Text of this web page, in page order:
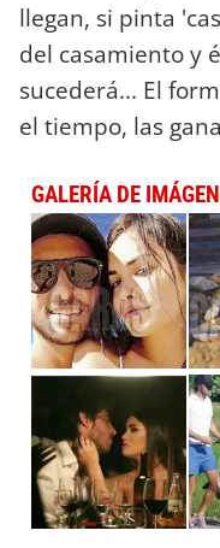
llegan, si pinta
del casamiento y
sucederá... El
el tiempo, las
GALERÍA DE